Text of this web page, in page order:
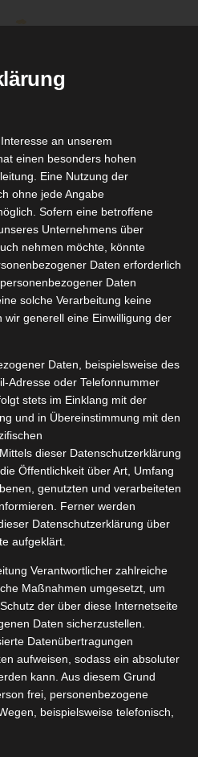
von MyBuddy
Essen, Produktvorstellungen
Weiterlesen
Berlin
an unserem
einen besonders hohen
Eine Nutzung der
ohne jede Angabe
Sofern eine betroffene
Unternehmens über
nehmen möchte, könnte
Daten erforderlich
Daten
solche Verarbeitung keine
generell eine Einwilligung der
Daten, beispielsweise des
Adresse oder Telefonnummer
stets im Einklang mit der
und in Übereinstimmung mit den
dieser Datenschutzerklärung
Öffentlichkeit über Art, Umfang
genutzten und verarbeiteten
Ferner werden
Datenschutzerklärung über
aufgeklärt.
Verantwortlicher zahlreiche
Maßnahmen umgesetzt, um
der über diese Internetseite
Daten sicherzustellen.
Datenübertragungen
aufweisen, sodass ein absoluter
kann. Aus diesem Grund
frei, personenbezogene
beispielsweise telefonisch,